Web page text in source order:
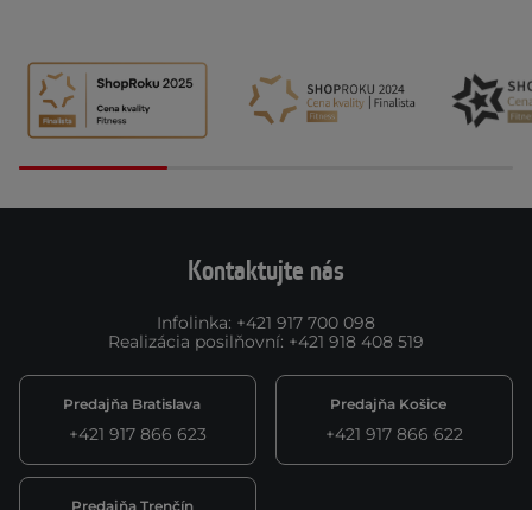
Kontaktujte nás
Infolinka: +421 917 700 098
Realizácia posilňovní: +421 918 408 519
Predajňa Bratislava
+421 917 866 623
Predajňa Košice
+421 917 866 622
Predajňa Trenčín